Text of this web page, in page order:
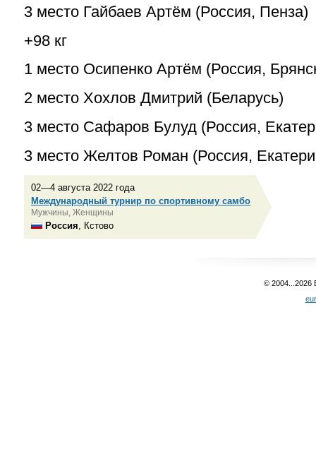
3 место Гайбаев Артём (Россия, Пенза)
+98 кг
1 место Осипенко Артём (Россия,
2 место Хохлов Дмитрий (Беларусь)
3 место Сафаров Булуд (Россия,
3 место Желтов Роман (Россия,
02—4 августа 2022 года
Международный турнир по спортивному самбо
Мужчины, Женщины
Россия , Кстово
© 2004...2026